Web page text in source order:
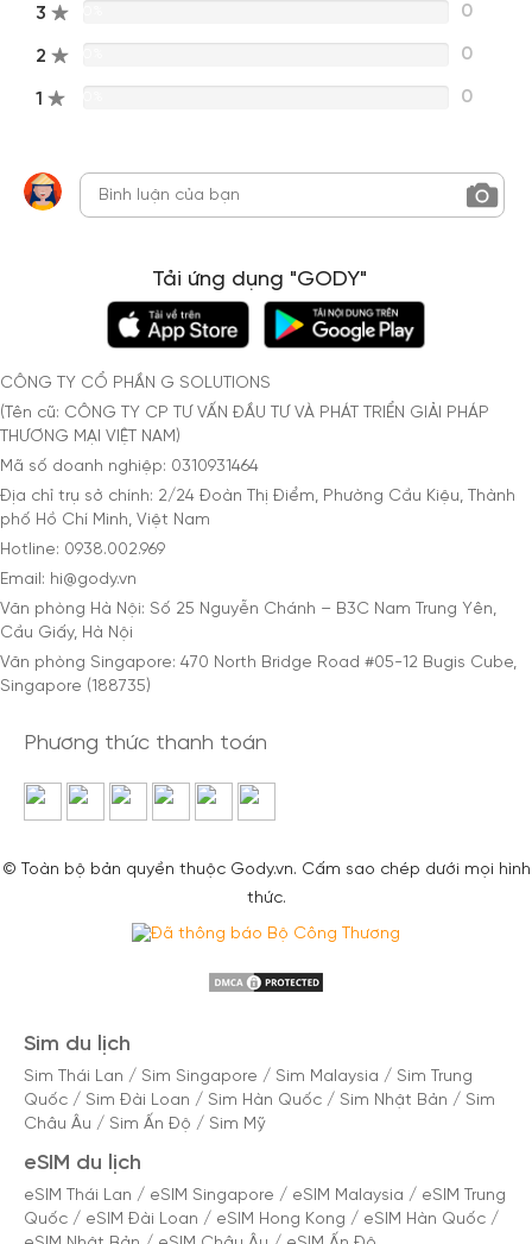
3 0
2 0
1 0
Tải ứng dụng "GODY"
CÔNG TY CỔ PHẦN G SOLUTIONS
(Tên cũ: CÔNG TY CP TƯ VẤN ĐẦU TƯ VÀ PHÁT TRIỂN GIẢI PHÁP
THƯƠNG MẠI VIỆT NAM)
Mã số doanh nghiệp: 0310931464
Địa chỉ trụ sở chính: 2/24 Đoàn Thị Điểm, Phường Cầu Kiệu, Thành
phố Hồ Chí Minh, Việt Nam
Hotline: 0938.002.969
Email: hi@gody.vn
Văn phòng Hà Nội: Số 25 Nguyễn Chánh – B3C Nam Trung Yên,
Cầu Giấy, Hà Nội
Văn phòng Singapore: 470 North Bridge Road #05-12 Bugis Cube,
Singapore (188735)
Phương thức thanh toán
© Toàn bộ bản quyền thuộc Gody.vn. Cấm sao chép dưới mọi hình
thức.
Sim du lịch
Sim Thái Lan / Sim Singapore / Sim Malaysia / Sim Trung
Quốc / Sim Đài Loan / Sim Hàn Quốc / Sim Nhật Bản / Sim
Châu Âu / Sim Ấn Độ / Sim Mỹ
eSIM du lịch
eSIM Thái Lan / eSIM Singapore / eSIM Malaysia / eSIM Trung
Quốc / eSIM Đài Loan / eSIM Hong Kong / eSIM Hàn Quốc /